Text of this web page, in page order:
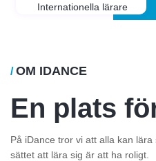
Internationella lärare
/OM IDANCE
En plats
På iDance tror vi att alla kan
sättet att lära sig är att ha roligt.